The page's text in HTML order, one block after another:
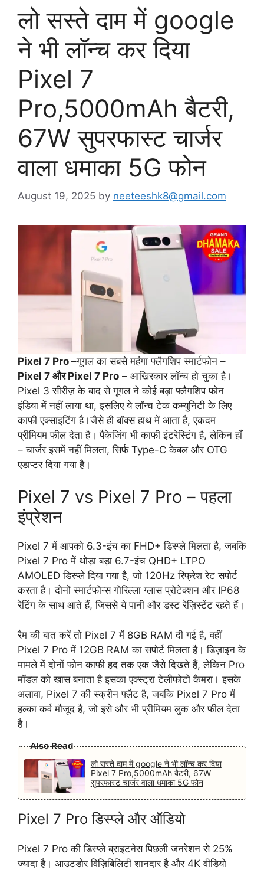
लो सस्ते दाम में google
ने भी लॉन्च कर दिया
Pixel 7
Pro,5000mAh बैटरी,
67W सुपरफास्ट चार्जर
वाला धमाका 5G फोन
August 19, 2025 by neeteeshk8@gmail.com
Pixel 7 Pro –गूगल का सबसे महंगा फ्लैगशिप स्मार्टफोन –
Pixel 7 और Pixel 7 Pro – आखिरकार लॉन्च हो चुका है।
Pixel 3 सीरीज़ के बाद से गूगल ने कोई बड़ा फ्लैगशिप फोन
इंडिया में नहीं लाया था, इसलिए ये लॉन्च टेक कम्युनिटी के लिए
काफी एक्साइटिंग है।जैसे ही बॉक्स हाथ में आता है, एकदम
प्रीमियम फील देता है। पैकेजिंग भी काफी इंटरेस्टिंग है, लेकिन हाँ
– चार्जर इसमें नहीं मिलता, सिर्फ Type-C केबल और OTG
एडाप्टर दिया गया है।
Pixel 7 vs Pixel 7 Pro – पहला
इंप्रेशन
Pixel 7 में आपको 6.3-इंच का FHD+ डिस्प्ले मिलता है, जबकि
Pixel 7 Pro में थोड़ा बड़ा 6.7-इंच QHD+ LTPO
AMOLED डिस्प्ले दिया गया है, जो 120Hz रिफ्रेश रेट सपोर्ट
करता है। दोनों स्मार्टफोन्स गोरिल्ला ग्लास प्रोटेक्शन और IP68
रेटिंग के साथ आते हैं, जिससे ये पानी और डस्ट रेज़िस्टेंट रहते हैं।
रैम की बात करें तो Pixel 7 में 8GB RAM दी गई है, वहीं
Pixel 7 Pro में 12GB RAM का सपोर्ट मिलता है। डिज़ाइन के
मामले में दोनों फोन काफी हद तक एक जैसे दिखते हैं, लेकिन Pro
मॉडल को खास बनाता है इसका एक्स्ट्रा टेलीफोटो कैमरा। इसके
अलावा, Pixel 7 की स्क्रीन फ्लैट है, जबकि Pixel 7 Pro में
हल्का कर्व मौजूद है, जो इसे और भी प्रीमियम लुक और फील देता
है।
Also Read
लो सस्ते दाम में google ने भी लॉन्च कर दिया
Pixel 7 Pro,5000mAh बैटरी, 67W
सुपरफास्ट चार्जर वाला धमाका 5G फोन
Pixel 7 Pro डिस्प्ले और ऑडियो
Pixel 7 Pro की डिस्प्ले ब्राइटनेस पिछली जनरेशन से 25%
ज्यादा है। आउटडोर विज़िबिलिटी शानदार है और 4K वीडियो